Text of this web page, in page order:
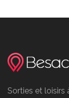
Sorties et loisirs